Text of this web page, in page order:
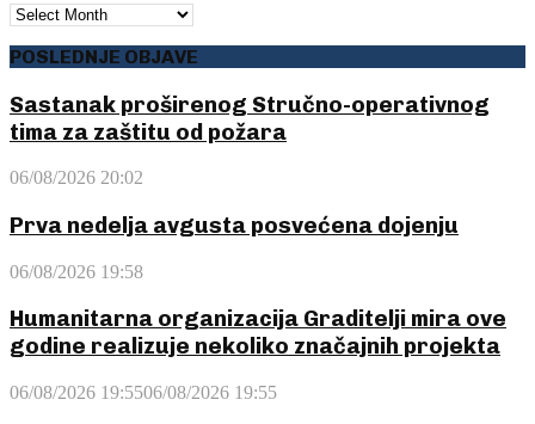
ARHIVA
POSLEDNJE OBJAVE
Sastanak proširenog Stručno-operativnog
tima za zaštitu od požara
06/08/2026 20:02
Prva nedelja avgusta posvećena dojenju
06/08/2026 19:58
Humanitarna organizacija Graditelji mira ove
godine realizuje nekoliko značajnih projekta
06/08/2026 19:5506/08/2026 19:55